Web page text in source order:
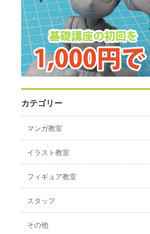
カテゴリー
マンガ教室
イラスト教室
フィギュア教室
スタッフ
その他